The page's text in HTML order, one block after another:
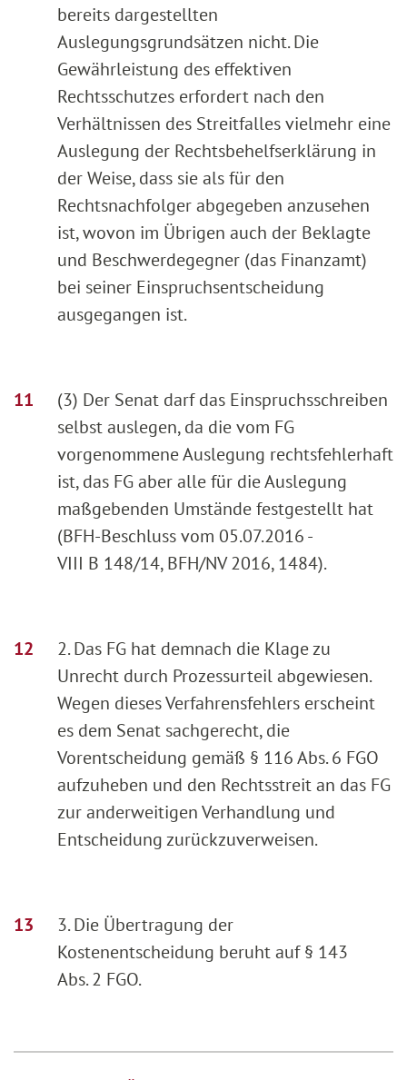
bereits dargestellten
Auslegungsgrundsätzen nicht. Die
Gewährleistung des effektiven
Rechtsschutzes erfordert nach den
Verhältnissen des Streitfalles vielmehr eine
Auslegung der Rechtsbehelfserklärung in
der Weise, dass sie als für den
Rechtsnachfolger abgegeben anzusehen
ist, wovon im Übrigen auch der Beklagte
und Beschwerdegegner (das Finanzamt)
bei seiner Einspruchsentscheidung
ausgegangen ist.
(3) Der Senat darf das Einspruchsschreiben
selbst auslegen, da die vom FG
vorgenommene Auslegung rechtsfehlerhaft
ist, das FG aber alle für die Auslegung
maßgebenden Umstände festgestellt hat
(BFH-Beschluss vom 05.07.2016 -
VIII B 148/14, BFH/NV 2016, 1484).
2. Das FG hat demnach die Klage zu
Unrecht durch Prozessurteil abgewiesen.
Wegen dieses Verfahrensfehlers erscheint
es dem Senat sachgerecht, die
Vorentscheidung gemäß § 116 Abs. 6 FGO
aufzuheben und den Rechtsstreit an das FG
zur anderweitigen Verhandlung und
Entscheidung zurückzuverweisen.
3. Die Übertragung der
Kostenentscheidung beruht auf § 143
Abs. 2 FGO.